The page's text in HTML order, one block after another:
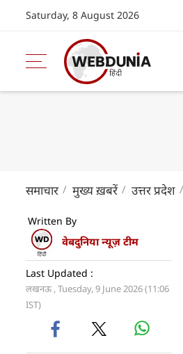
Saturday, 8 August 2026
समाचार मुख्य ख़बरें उत्तर प्रदेश
Written By
वेबदुनिया न्यूज़ टीम
Last Updated :
लखनऊ , Tuesday, 9 June 2026 (11:06
IST)